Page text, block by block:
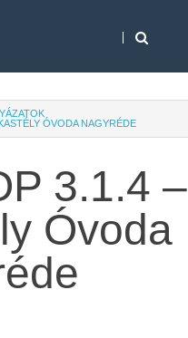
ÓVODA NAGYRÉDE
3.1.4 –
Óvoda